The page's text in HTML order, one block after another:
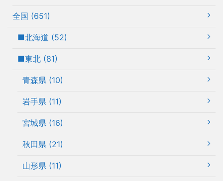
全国 (651)
■北海道 (52)
■東北 (81)
青森県 (10)
岩手県 (11)
宮城県 (16)
秋田県 (21)
山形県 (11)